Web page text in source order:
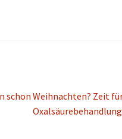
schon Weihnachten? Zeit